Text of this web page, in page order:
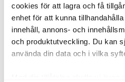
cookies för att lagra och få
enhet för att kunna
innehåll, annons- och
och produktutveckling. Du kan
använda din data och i vilka
Fysisk aktivitet är ett bra sätt
förbättra sömnkvaliteten.
vara ett träningspass på
att du rör på dig och att du
tycker om.